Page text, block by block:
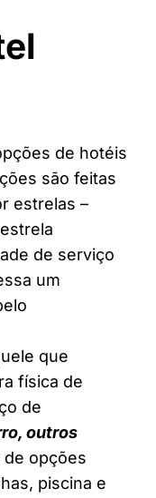
de hotéis
são feitas
estrelas –
de serviço
um
que
física de
de
outros
de opções
piscina e